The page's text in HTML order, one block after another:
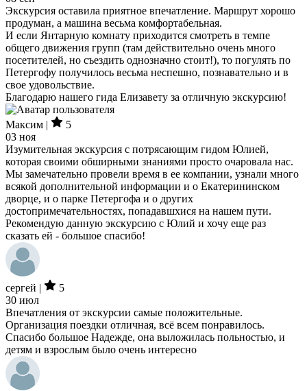
Экскурсия оставила приятное впечатление. Маршрут хорошо
продуман, а машина весьма комфортабельная.
И если Янтарную комнату приходится смотреть в темпе
общего движения групп (там действительно очень много
посетителей, но съездить однозначно стоит!), то погулять по
Петергофу получилось весьма неспешно, познавательно и в
свое удовольствие.
Благодарю нашего гида Елизавету за отличную экскурсию!
Максим |
5
03 ноя
Изумительная экскурсия с потрясающим гидом Юлией,
которая своими обширными знаниями просто очаровала нас.
Мы замечательно провели время в ее компании, узнали много
всякой дополнительной информации и о Екатерининском
дворце, и о парке Петергофа и о других
достопримечательностях, попадавшхися на нашем пути.
Рекомендую данную экскурсию с Юлий и хочу еще раз
сказать ей - большое спасибо!
сергей |
5
30 июл
Впечатления от экскурсии самые положительные.
Организация поездки отличная, всё всем понравилось.
Спасибо большое Надежде, она выложилась польностью, и
детям и взрослым было очень интересно